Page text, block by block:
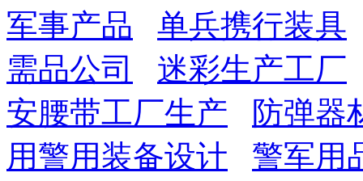
军事产品
单兵携行装具
需品公司
迷彩生产工厂
安腰带工厂生产
防弹器
用警用装备设计
警军用